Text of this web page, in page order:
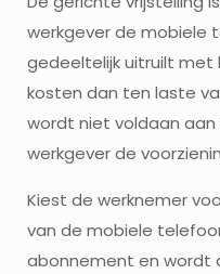
werkgever de mobiele
gedeeltelijk uitruilt
kosten dan ten laste
wordt niet voldaan
werkgever de
Kiest de werknemer
van de mobiele
abonnement en wordt